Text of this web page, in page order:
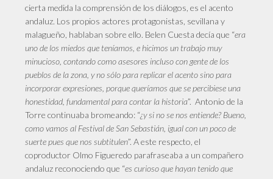
cierta medida la comprensión de los diálogos, es el acento
andaluz. Los propios actores protagonistas, sevillana y
malagueño, hablaban sobre ello. Belen Cuesta decía que “era
uno de los miedos que teníamos, e hicimos un trabajo muy
minucioso, contando como asesores incluso con gente de los
pueblos de la zona, y no sólo para replicar el acento sino para
incorporar expresiones, porque queríamos que se percibiese una
honestidad, fundamental para contar la historia”. Antonio de la
Torre continuaba bromeando: “¿y si no se nos entiende? Bueno,
como vamos al Festival de San Sebastián, igual con un poco de
suerte pues que nos subtitulen”. A este respecto, el
coproductor Olmo Figueredo parafraseaba a un compañero
andaluz reconociendo que “es curioso que hayan tenido que